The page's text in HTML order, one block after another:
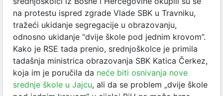
na protestu ispred zgrade Vlade SBK u Travniku,
tražeći ukidanje segregacije u obrazovanju,
odnosno ukidanje “dvije škole pod jednim krovom”.
Kako je RSE tada prenio, srednjoškolce je primila
tadašnja ministrica obrazovanja SBK Katica Čerkez,
koja im je poručila da neće biti osnivanja nove
srednje škole u Jajcu, ali da se problem „dvije škole